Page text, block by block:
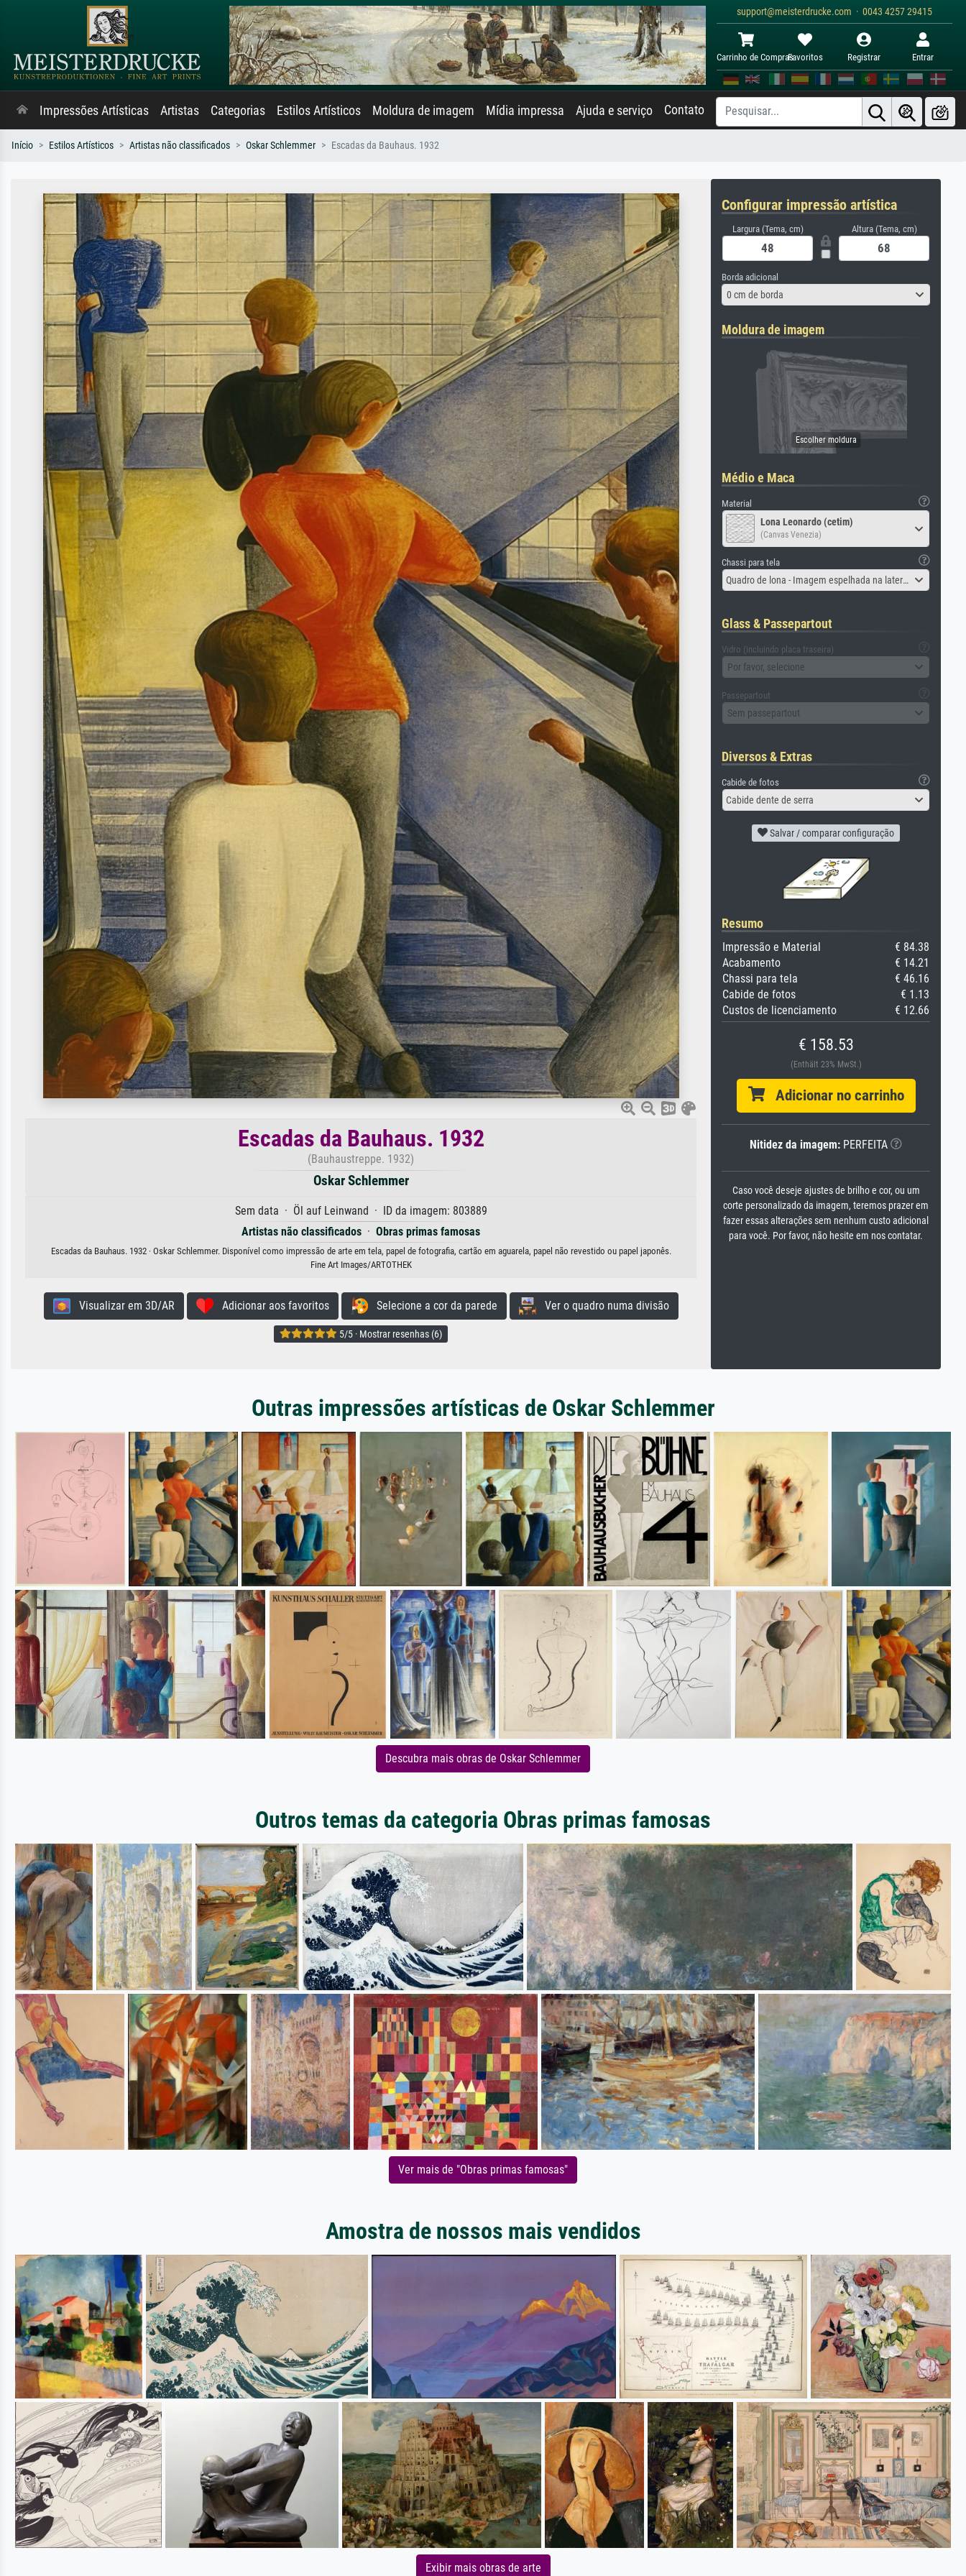
support@meisterdrucke.com · 0043 4257 29415
Carrinho de ComprasFavoritos Registrar Entrar
Impressões Artísticas Artistas Categorias Estilos Artísticos Moldura de imagem Mídia impressa Ajuda e serviço Contato
Início Estilos Artísticos Artistas não classificados Oskar Schlemmer Escadas da Bauhaus. 1932
Escadas da Bauhaus. 1932
(Bauhaustreppe. 1932)
Oskar Schlemmer
Sem data · Öl auf Leinwand · ID da imagem: 803889
Artistas não classificados · Obras primas famosas
Escadas da Bauhaus. 1932 · Oskar Schlemmer. Disponível como impressão de arte em tela, papel de fotografia, cartão em aguarela, papel não revestido ou papel japonês.
Fine Art Images/ARTOTHEK
Visualizar em 3D/AR Adicionar aos favoritos Selecione a cor da parede Ver o quadro numa divisão
5/5 · Mostrar resenhas (6)
Configurar impressão artística
Largura (Tema, cm) Altura (Tema, cm)
Borda adicional
0 cm de borda
Moldura de imagem
Médio e Maca
Material
Lona Leonardo (cetim)
(Canvas Venezia)
Chassi para tela
Quadro de lona - Imagem espelhada na lateral
Glass & Passepartout
Vidro (incluindo placa traseira)
Por favor, selecione
Passepartout
Sem passepartout
Diversos & Extras
Cabide de fotos
Cabide dente de serra
Salvar / comparar configuração
Resumo
Impressão e Material
€ 84.38
Acabamento
€ 14.21
Chassi para tela
€ 46.16
Cabide de fotos
€ 1.13
Custos de licenciamento
€ 12.66
€ 158.53
(Enthält 23% MwSt.)
Adicionar no carrinho
Nitidez da imagem: PERFEITA
Caso você deseje ajustes de brilho e cor, ou um
corte personalizado da imagem, teremos prazer em
fazer essas alterações sem nenhum custo adicional
para você. Por favor, não hesite em nos contatar.
Outras impressões artísticas de Oskar Schlemmer
Descubra mais obras de Oskar Schlemmer
Outros temas da categoria Obras primas famosas
Ver mais de "Obras primas famosas"
Amostra de nossos mais vendidos
Exibir mais obras de arte